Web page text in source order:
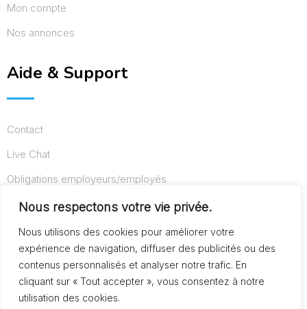
Nous respectons votre vie privée.
Nous utilisons des cookies pour améliorer votre
expérience de navigation, diffuser des publicités ou des
contenus personnalisés et analyser notre trafic. En
cliquant sur « Tout accepter », vous consentez à notre
utilisation des cookies.
Mon compte
Nos annonces
Aide & Support
Contact
Live Chat
Obligations employeurs/employés
Conditions d’utilisation
Mentions légales
© Copyright AideAuxSeniors.fr 2024. Designed and
Developed by